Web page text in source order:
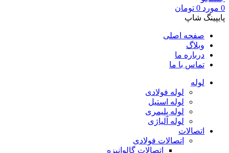
0 مورد 0 تومان
پایپینگ شاپ
صفحه اصلی
وبلاگ
درباره ما
تماس با ما
لوله
لوله فولادی
لوله استیل
لوله پلیمری
لوله آلیاژی
اتصالات
اتصالات فولادی
اتصالات گالوانیزه